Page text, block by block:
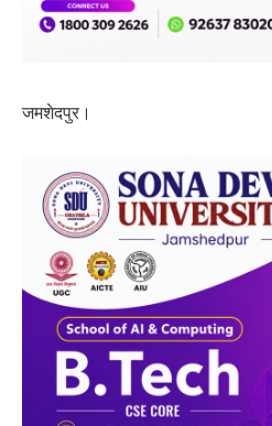
जमशेदपुर।